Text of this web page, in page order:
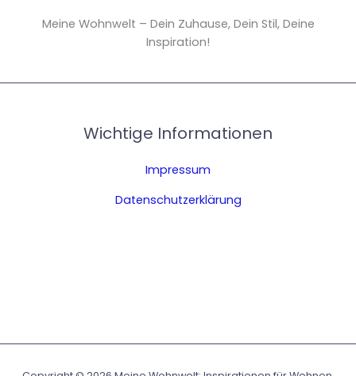
Meine Wohnwelt – Dein Zuhause, Dein Stil, Deine
Inspiration!
Wichtige Informationen
Impressum
Datenschutzerklärung